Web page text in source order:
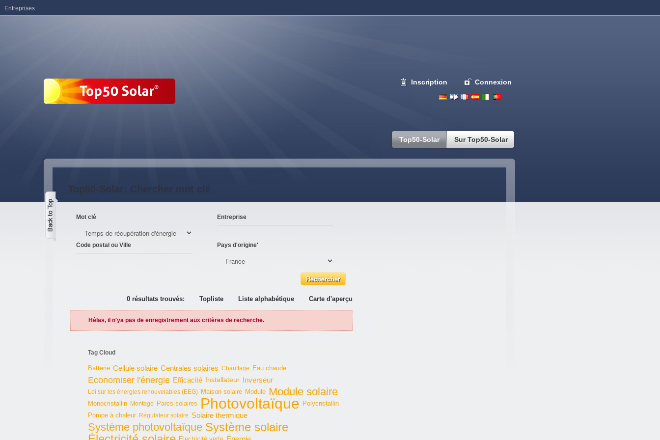
Inscription Connexion
Top50-Solar Sur Top50-Solar
Top50-Solar: Chercher mot clé
Mot clé Entreprise
Code postal ou Ville Pays d'origine'
0 résultats trouvés: Topliste Liste alphabétique Carte d'aperçu
Hélas, il n'ya pas de enregistrement aux critères de recherche.
Tag Cloud
Batterie Cellule solaire Centrales solaires Chauffage Eau chaude
Economiser l'énergie Efficacité Installateur Inverseur
Loi sur les énergies renouvelables (EEG) Maison solaire Module Module solaire
Monocristallin Montage Parcs solaires Photovoltaïque Polycristallin
Pompe à chaleur Régulateur solaire Solaire thermique
Système photovoltaïque Système solaire
Entreprises